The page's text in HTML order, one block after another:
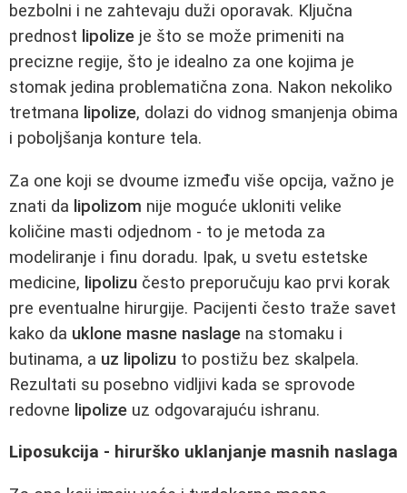
bezbolni i ne zahtevaju duži oporavak. Ključna
prednost lipolize je što se može primeniti na
precizne regije, što je idealno za one kojima je
stomak jedina problematična zona. Nakon nekoliko
tretmana lipolize, dolazi do vidnog smanjenja obima
i poboljšanja konture tela.
Za one koji se dvoume između više opcija, važno je
znati da lipolizom nije moguće ukloniti velike
količine masti odjednom - to je metoda za
modeliranje i finu doradu. Ipak, u svetu estetske
medicine, lipolizu često preporučuju kao prvi korak
pre eventualne hirurgije. Pacijenti često traže savet
kako da uklone masne naslage na stomaku i
butinama, a uz lipolizu to postižu bez skalpela.
Rezultati su posebno vidljivi kada se sprovode
redovne lipolize uz odgovarajuću ishranu.
Liposukcija - hirurško uklanjanje masnih naslaga